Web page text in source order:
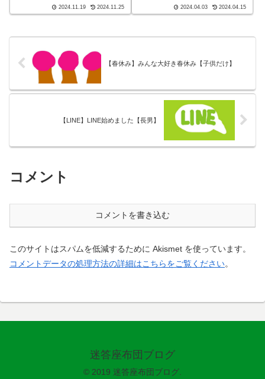
ジョン（blog short ver）こんば
(@meitou_zabuton)です。わた...
2024.11.19 2024.11.25
わ、迷答座布団ブログの運営を
2024.04.03 2024.04.15
【春休み】みんな大好き春休み【子供だけ】
【LINE】LINE始めました【長男】
コメント
コメントを書き込む
このサイトはスパムを低減するために Akismet を使っています。
コメントデータの処理方法の詳細はこちらをご覧ください。
迷答座布団ブログ
© 2019 迷答座布団ブログ.